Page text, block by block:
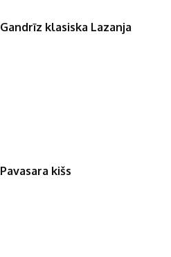
Gandrīz klasiska Lazanja
Pavasara kišs